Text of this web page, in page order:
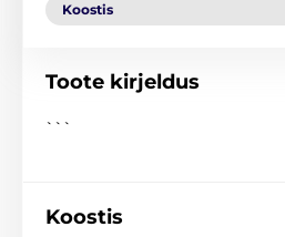
Koostis
Toote kirjeldus
```
Koostis